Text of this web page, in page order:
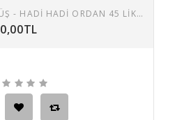
ERKİN KORAY - DÜŞÜNÜŞ - HADİ HADİ ORDAN 45 LİK PLAK
0,00TL